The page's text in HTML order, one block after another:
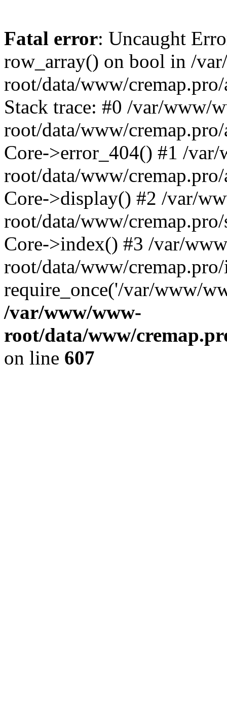
Fatal error: Uncaught
row_array() on bool in /
root/data/www/
Stack trace: #0 /var/www/
root/data/www/
Core->error_404() #1 /
root/data/www/
Core->display() #2 /var/
root/data/www/
Core->index() #3 /var/
root/data/www/
require_once('/var/www/
/var/www/www-
root/data/www/
on line 607